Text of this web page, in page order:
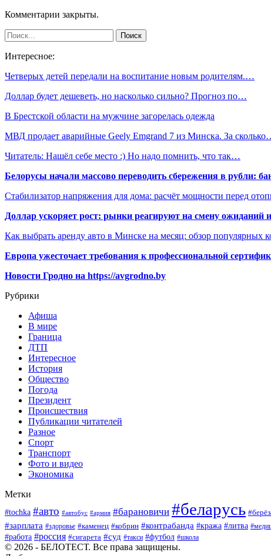
Комментарии закрыты.
Интересное:
Четверых детей передали на воспитание новым родителям.…
Доллар будет дешеветь, но насколько сильно? Прогноз по…
В Брестской области на мужчине загорелась одежда
МВД продает аварийные Geely Emgrand 7 из Минска. За
Читатель: Нашёл себе место :) Но надо помнить, что так…
Белорусы начали массово переводить сбережения в рубли:
Стабилизатор напряжения для дома: расчёт мощности перед
Доллар ускоряет рост: рынки реагируют на смену ожиданий
Как выбрать аренду авто в Минске на месяц: обзор популярных
Европа ужесточает требования к профессиональной
Новости Гродно на https://avgrodno.by
Рубрики
Афиша
В мире
Граница
ДТП
Интересное
История
Общество
Погода
Президент
Происшествия
Публикации читателей
Разное
Спорт
Транспорт
Фото и видео
Экономика
Метки
#tochka #авто #автобус #армия #барановичи #беларусь
#зарплата #здоровье #каменец #кобрин #контрабанда #кража #литва
#работа #россия #сигарета #суд #такси #футбол #школа
© 2026 - БЕЛОТЕСТ. Все права защищены.